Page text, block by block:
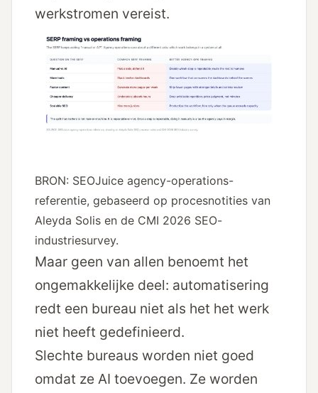
werkstromen vereist.
BRON: SEOJuice agency-operations-
referentie, gebaseerd op procesnotities van
Aleyda Solis en de CMI 2026 SEO-
industriesurvey.
Maar geen van allen benoemt het
ongemakkelijke deel: automatisering
redt een bureau niet als het het werk
niet heeft gedefinieerd.
Slechte bureaus worden niet goed
omdat ze AI toevoegen. Ze worden